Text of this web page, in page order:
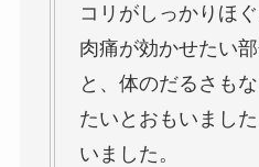
コリがしっかりほ
肉痛が効かせたい
と、体のだるさも
たいとおもいまし
いました。